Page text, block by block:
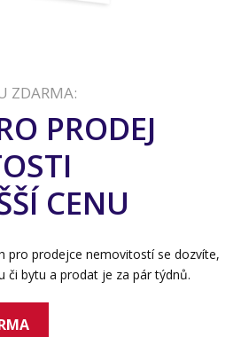
ZDARMA:
PRODEJ
CENU
pro prodejce nemovitostí se dozvíte,
či bytu a prodat je za pár týdnů.